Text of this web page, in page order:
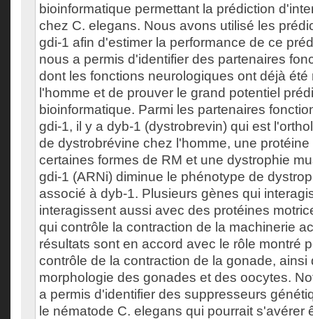
bioinformatique permettant la prédiction
chez C. elegans. Nous avons utilisé les
gdi-1 afin d'estimer la performance de ce
nous a permis d'identifier des partenaires
dont les fonctions neurologiques ont déjà
l'homme et de prouver le grand potentiel
bioinformatique. Parmi les partenaires
gdi-1, il y a dyb-1 (dystrobrevin) qui est
de dystrobrévine chez l'homme, une
certaines formes de RM et une dystrophie
gdi-1 (ARNi) diminue le phénotype de
associé à dyb-1. Plusieurs gènes qui
interagissent aussi avec des protéines
qui contrôle la contraction de la machinerie
résultats sont en accord avec le rôle montré
contrôle de la contraction de la gonade, ainsi
morphologie des gonades et des oocytes.
a permis d'identifier des suppresseurs
le nématode C. elegans qui pourrait s'avérer